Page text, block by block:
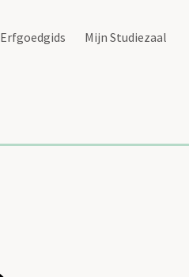
Erfgoedgids Mijn Studiezaal